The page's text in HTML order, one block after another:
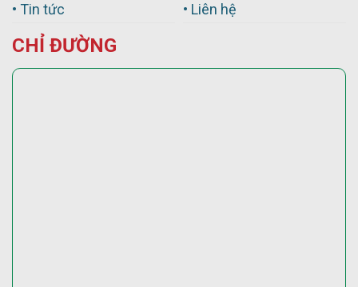
• Tin tức
• Liên hệ
CHỈ ĐƯỜNG